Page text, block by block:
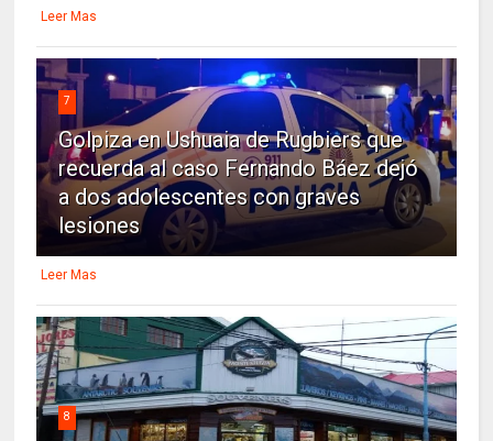
Leer Mas
7
Golpiza en Ushuaia de Rugbiers que
recuerda al caso Fernando Báez dejó
a dos adolescentes con graves
lesiones
Leer Mas
8